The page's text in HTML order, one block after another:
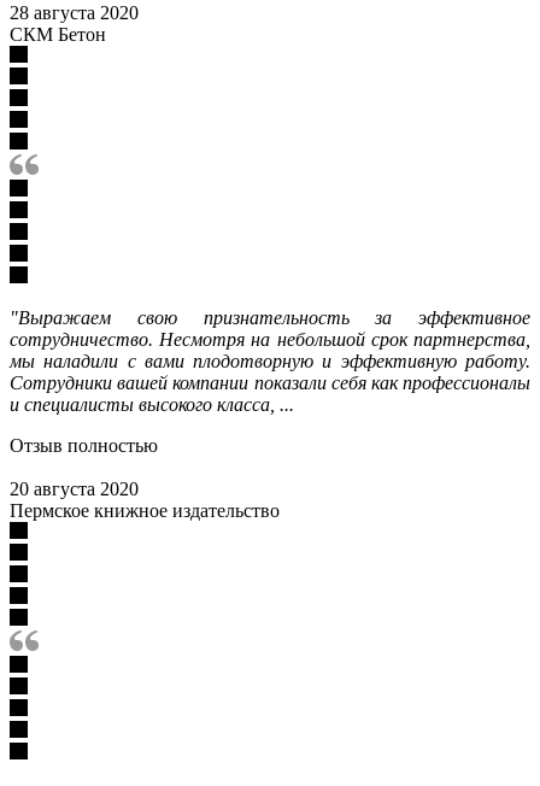
28 августа 2020
СКМ Бетон
"Выражаем свою признательность за эффективное
сотрудничество. Несмотря на небольшой срок партнерства,
мы наладили с вами плодотворную и эффективную работу.
Сотрудники вашей компании показали себя как профессионалы
и специалисты высокого класса, ...
Отзыв полностью
20 августа 2020
Пермское книжное издательство